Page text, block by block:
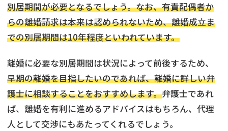
別居期間が必要となるでしょう。なお、有責配偶者か
らの離婚請求は本来は認められないため、離婚成立ま
での別居期間は10年程度といわれています。
離婚に必要な別居期間は状況によって前後するため、
早期の離婚を目指したいのであれば、離婚に詳しい弁
護士に相談することをおすすめします。弁護士であれ
ば、離婚を有利に進めるアドバイスはもちろん、代理
人として交渉にもあたってくれるでしょう。